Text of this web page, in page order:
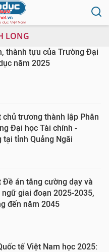
LONG
thành tựu của Trường Đại
năm 2025
chủ trương thành lập Phân
Đại học Tài chính -
tại tỉnh Quảng Ngãi
Đề án tăng cường dạy và
ngữ giai đoạn 2025-2035,
đến năm 2045
tế Việt Nam học 2025: